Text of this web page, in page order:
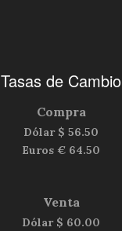
Tasas de Cambio
Compra
Dólar $ 56.50
Euros € 64.50
Venta
Dólar $ 60.00